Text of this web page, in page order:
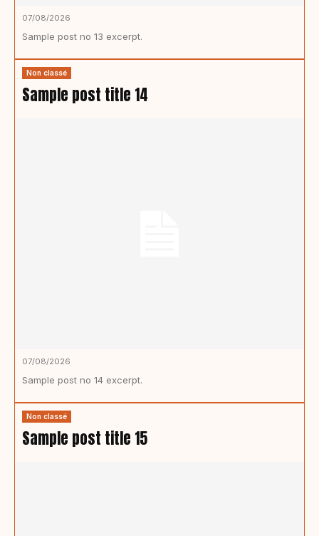
07/08/2026
Sample post no 13 excerpt.
Non classé
Sample post title 14
07/08/2026
Sample post no 14 excerpt.
Non classé
Sample post title 15